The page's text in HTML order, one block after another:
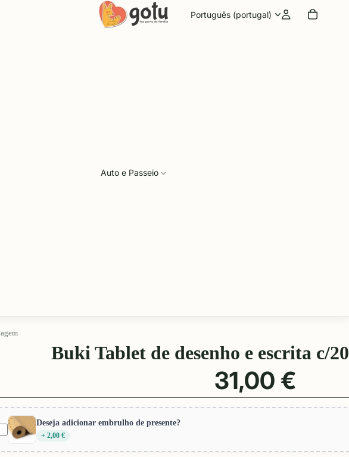
Idioma
Auto e Passeio
Buki Tablet de desenho e escrita c/
31,00 €
Deseja adicionar embrulho de presente?
+ 2,00 €